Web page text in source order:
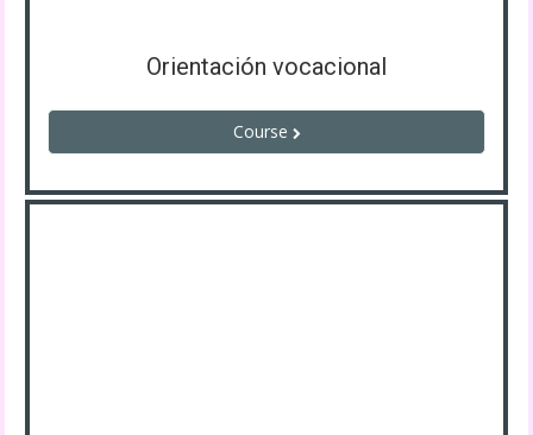
Orientación vocacional
Course